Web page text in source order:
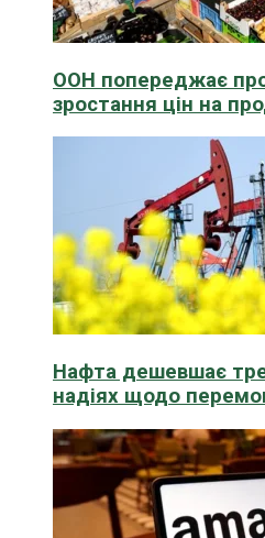
ООН попереджає
зростання цін на
Нафта дешевшає
надіях щодо